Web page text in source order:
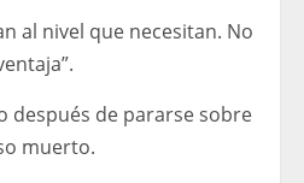
al nivel que necesitan. No
después de pararse sobre
muerto.